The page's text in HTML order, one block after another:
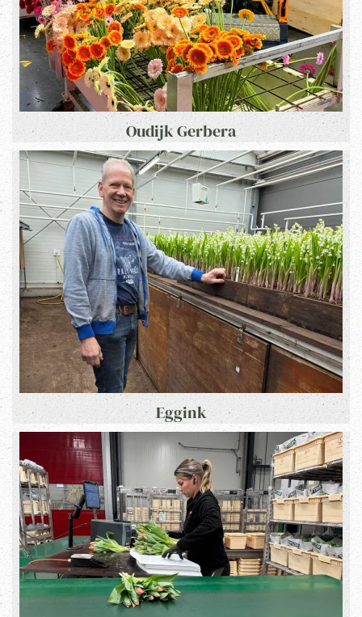
Oudijk Gerbera
Eggink